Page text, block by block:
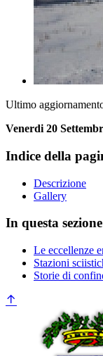
Ultimo
Venerdi 20
Indice della
Descrizione
Gallery
In questa sezione
Le eccellenze
Stazioni
Storie di